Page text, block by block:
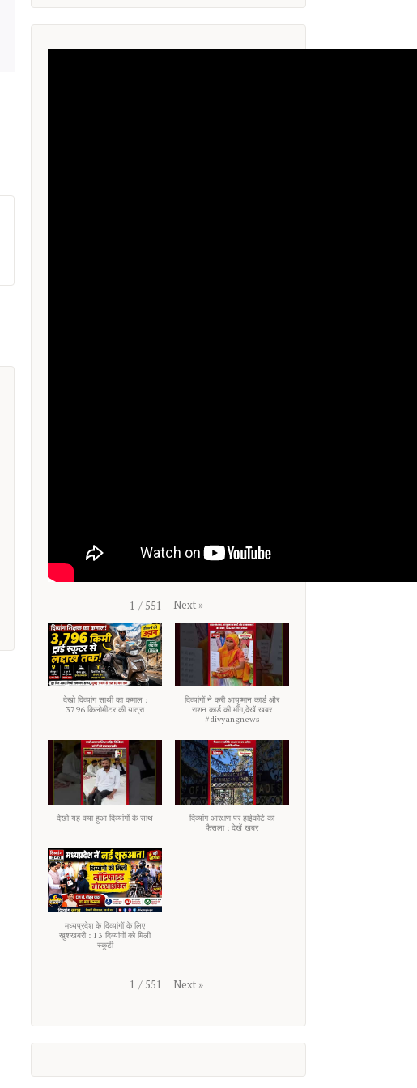
1 / 551 Next »
देखो दिव्यांग साथी का कमाल :
3796 किलोमीटर की यात्रा
दिव्यांगों ने करी आयुष्मान कार्ड और
राशन कार्ड की माँग,देखें खबर
#divyangnews
देखो यह क्या हुआ दिव्यांगों के साथ
दिव्यांग आरक्षण पर हाईकोर्ट का
फैसला : देखें खबर
मध्यप्रदेश के दिव्यांगों के लिए
खुशखबरी : 13 दिव्यांगों को मिली
स्कूटी
1 / 551 Next »